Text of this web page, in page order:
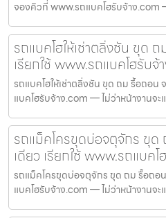
จองคิวที่ www.รถแบคโฮรับจ้าง.com
รถแบคโฮให้เช่าตลิ่งชัน ขุด
เรียกใช้ www.รถแบคโฮรับจ้
รถแบคโฮให้เช่าตลิ่งชัน ขุด ถม รื้อถอน
แบคโฮรับจ้าง.com — ไม่ว่าหน้างานจ
รถแม็คโครขุดบ่อจตุจักร ขุด
เดียว เรียกใช้ www.รถแบค
รถแม็คโครขุดบ่อจตุจักร ขุด ถม รื้อถอน
แบคโฮรับจ้าง.com — ไม่ว่าหน้างานจ